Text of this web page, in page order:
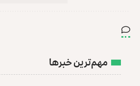
مهم‌ترین خبرها